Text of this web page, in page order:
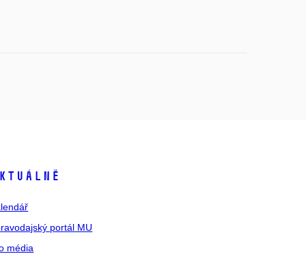
portál MU
média